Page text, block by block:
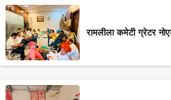
रामलीला कमेटी ग्रेटर